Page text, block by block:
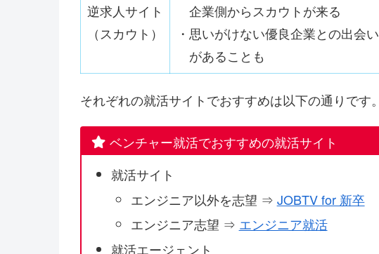
逆求人サイト
（スカウト）
企業側からスカウトが来る
・思いがけない優良企業との出会い
があることも
それぞれの就活サイトでおすすめは以下の通りです。
ベンチャー就活でおすすめの就活サイト
就活サイト
エンジニア以外を志望 ⇒ JOBTV for 新卒
エンジニア志望 ⇒ エンジニア就活
就活エージェント